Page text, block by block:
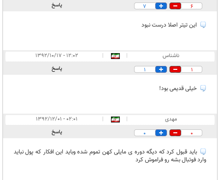
6
7 پاسخ
این تیتر اصلا درست نبود
ناشناس |
|
۱۲:۰۲ - ۱۳۹۲/۱۰/۱۷
1
1 پاسخ
خیلی قدیمی بود!
مهدی |
|
۰۲:۰۱ - ۱۳۹۲/۱۲/۰۱
0
0 پاسخ
باید قبول کرد که دیگه دوره ی مایلی کهن تموم شده وباید این افکار که پول نباید
وارد فوتبال بشه رو فراموش کرد